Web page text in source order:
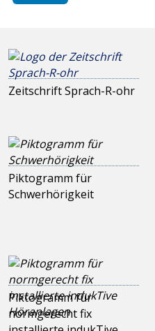
Zeitschrift Sprach-R-ohr
Piktogramm für
Schwerhörigkeit
Piktogramm für
normgerecht fix